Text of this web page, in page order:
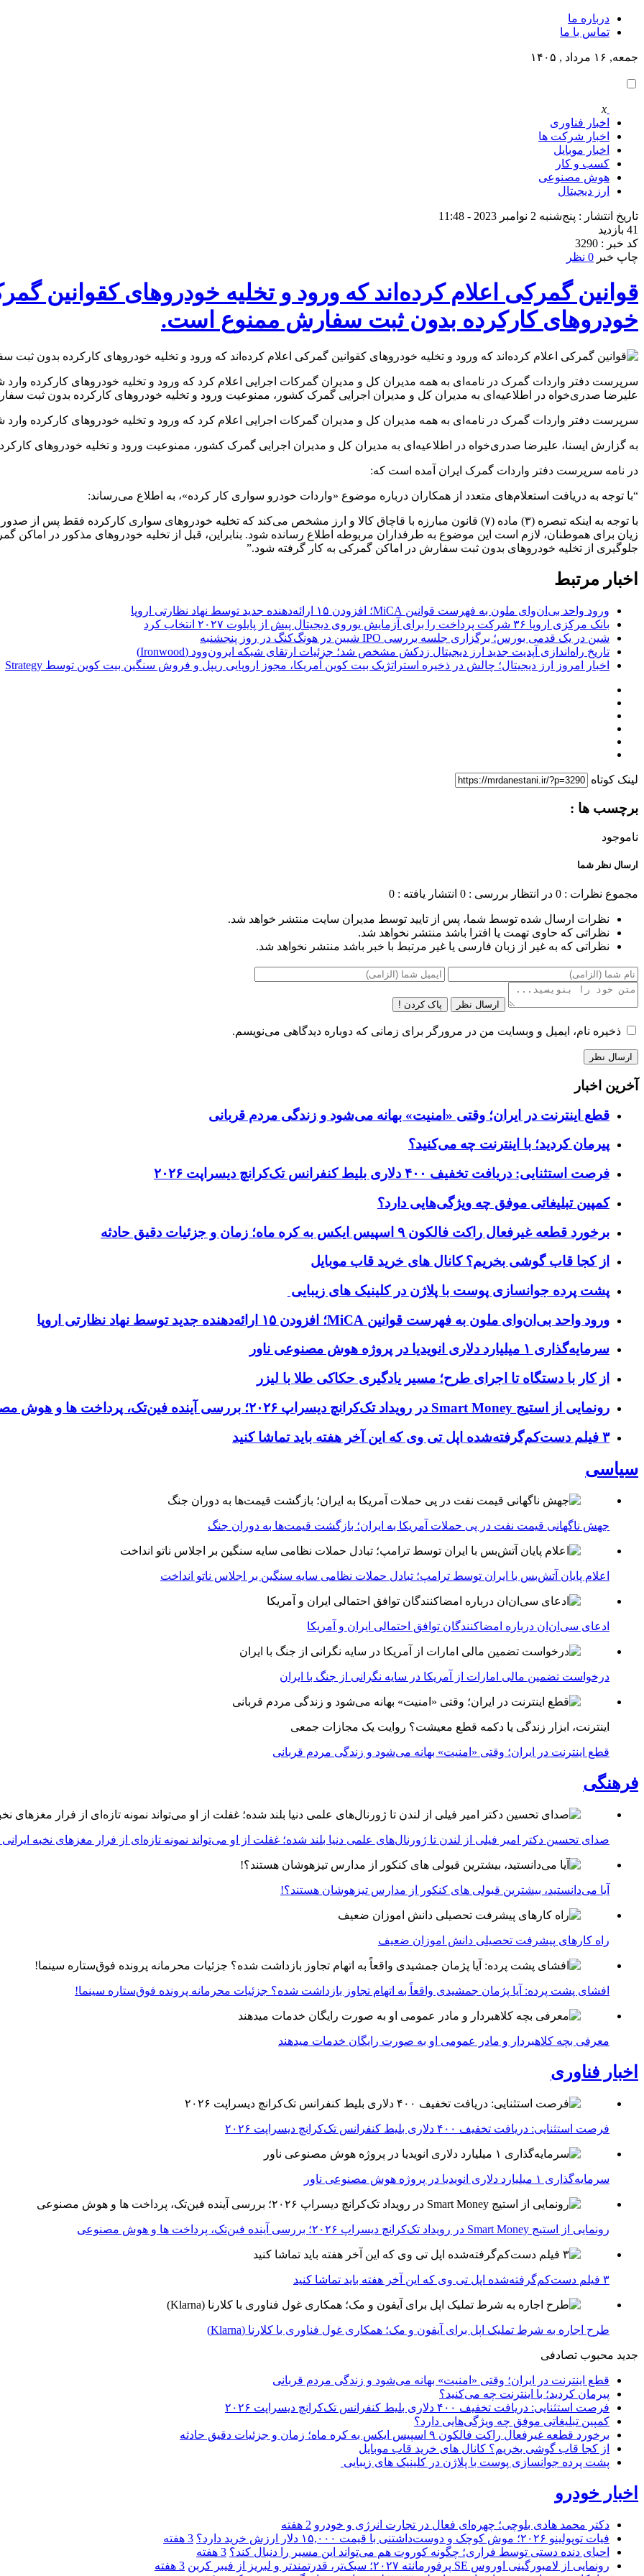
درباره ما
تماس با ما
جمعه, ۱۶ مرداد , ۱۴۰۵
x
اخبار فناوری
اخبار شرکت ها
اخبار موبایل
کسب و کار
هوش مصنوعی
ارز دیجیتال
تاریخ انتشار : پنج‌شنبه 2 نوامبر 2023 - 11:48
41 بازدید
کد خبر : 3290
چاپ خبر 0 نظر
قوانین گمرکی اعلام کرده‌اند که ورود و تخلیه خودروهای کقوانین
خودروهای کارکرده بدون ثبت سفارش ممنوع است.
سرپرست دفتر واردات گمرک در نامه‌ای به همه مدیران کل و مدیران گمرکات اجرایی اعلام کرد که ورود و تخلیه خودروهای کارکرده
علیرضا صدری‌خواه در اطلاعیه‌ای به مدیران کل و مدیران اجرایی گمرک کشور، ممنوعیت ورود و تخلیه خودروهای کارکرده بدون ثبت
سرپرست دفتر واردات گمرک در نامه‌ای به همه مدیران کل و مدیران گمرکات اجرایی اعلام کرد که ورود و تخلیه خودروهای کارکرده
به گزارش ایسنا، علیرضا صدری‌خواه در اطلاعیه‌ای به مدیران کل و مدیران اجرایی گمرک کشور، ممنوعیت ورود و تخلیه خودروهای
در نامه سرپرست دفتر واردات گمرک ایران آمده است که:
“با توجه به دریافت استعلام‌های متعدد از همکاران درباره موضوع «واردات خودرو سواری کار کرده»، به اطلاع می‌رساند:
با توجه به اینکه تبصره (۳) ماده (۷) قانون مبارزه با قاچاق کالا و ارز مشخص می‌کند که تخلیه خودروهای سواری
زیان برای هموطنان، لازم است این موضوع به طرفداران مربوطه اطلاع رسانده شود. بنابراین، قبل از تخلیه خودروهای مذکور در اماکن
جلوگیری از تخلیه خودروهای بدون ثبت سفارش در اماکن گمرکی به کار گرفته شود.”
اخبار مرتبط
ورود واحد بی‌ان‌وای ملون به فهرست قوانین MiCA؛ افزودن ۱۵ ارائه‌دهنده جدید توسط نهاد نظارتی اروپا
بانک مرکزی اروپا ۳۶ شرکت پرداخت را برای آزمایش یوروی دیجیتال پیش از پایلوت ۲۰۲۷ انتخاب کرد
شین در یک قدمی بورس؛ برگزاری جلسه بررسی IPO شیین در هونگ‌کنگ در روز پنجشنبه
تاریخ راه‌اندازی آپدیت جدید ارز دیجیتال زدکش مشخص شد؛ جزئیات ارتقای شبکه ایرون‌وود (Ironwood)
اخبار امروز ارز دیجیتال؛ چالش در ذخیره استراتژیک بیت کوین آمریکا، مجوز اروپایی ریپل و فروش سنگین بیت کوین توسط Strategy
لینک کوتاه
برچسب ها :
ناموجود
ارسال نظر شما
مجموع نظرات : 0 در انتظار بررسی : 0 انتشار یافته : 0
نظرات ارسال شده توسط شما، پس از تایید توسط مدیران سایت منتشر خواهد شد.
نظراتی که حاوی تهمت یا افترا باشد منتشر نخواهد شد.
نظراتی که به غیر از زبان فارسی یا غیر مرتبط با خبر باشد منتشر نخواهد شد.
ارسال نظر پاک کردن !
ذخیره نام، ایمیل و وبسایت من در مرورگر برای زمانی که دوباره دیدگاهی می‌نویسم.
آخرین اخبار
قطع اینترنت در ایران؛ وقتی «امنیت» بهانه می‌شود و زندگی مردم قربانی
پیرمان کردید؛ با اینترنت چه می‌کنید؟
فرصت استثنایی: دریافت تخفیف ۴۰۰ دلاری بلیط کنفرانس تک‌کرانچ دیسراپت ۲۰۲۶
کمپین تبلیغاتی موفق چه ویژگی‌هایی دارد؟
برخورد قطعه غیرفعال راکت فالکون ۹ اسپیس ایکس به کره ماه؛ زمان و جزئیات دقیق حادثه
از کجا قاب گوشی بخریم؟ کانال های خرید قاب موبایل
پشت پرده جوانسازی پوست با پلاژن در کلینیک های زیبایی
ورود واحد بی‌ان‌وای ملون به فهرست قوانین MiCA؛ افزودن ۱۵ ارائه‌دهنده جدید توسط نهاد نظارتی اروپا
سرمایه‌گذاری ۱ میلیارد دلاری انویدیا در پروژه هوش مصنوعی ناور
از کار با دستگاه تا اجرای طرح؛ مسیر یادگیری حکاکی طلا با لیزر
رونمایی از استیج Smart Money در رویداد تک‌کرانچ دیسراپ ۲۰۲۶؛ بررسی آینده فین‌تک، پرداخت‌ ها و هوش مصنوعی
۳ فیلم دست‌کم‌گرفته‌شده اپل تی وی که این آخر هفته باید تماشا کنید
سیاسی
جهش ناگهانی قیمت نفت در پی حملات آمریکا به ایران؛ بازگشت قیمت‌ها به دوران جنگ
اعلام پایان آتش‌بس با ایران توسط ترامپ؛ تبادل حملات نظامی سایه سنگین بر اجلاس ناتو انداخت
ادعای سی‌ان‌ان درباره امضاکنندگان توافق احتمالی ایران و آمریکا
درخواست تضمین مالی امارات از آمریکا در سایه نگرانی از جنگ با ایران
اینترنت، ابزار زندگی یا دکمه قطع معیشت؟ روایت یک مجازات جمعی
قطع اینترنت در ایران؛ وقتی «امنیت» بهانه می‌شود و زندگی مردم قربانی
فرهنگی
صدای تحسین دکتر امیر فیلی از لندن تا ژورنال‌های علمی دنیا بلند شده؛ غفلت از او می‌تواند نمونه تازه‌ای از فرار مغزهای نخبه ایرانی
آیا می‌دانستید، بیشترین قبولی های کنکور از مدارس تیزهوشان هستند؟!
راه کارهای پیشرفت تحصیلی دانش اموزان ضعیف
افشای پشت پرده: آیا پژمان جمشیدی واقعاً به اتهام تجاوز بازداشت شده؟ جزئیات محرمانه پرونده فوق‌ستاره سینما!
معرفی بچه کلاهبردار و مادر عمومی او به صورت رایگان خدمات میدهند
اخبار فناوری
فرصت استثنایی: دریافت تخفیف ۴۰۰ دلاری بلیط کنفرانس تک‌کرانچ دیسراپت ۲۰۲۶
سرمایه‌گذاری ۱ میلیارد دلاری انویدیا در پروژه هوش مصنوعی ناور
رونمایی از استیج Smart Money در رویداد تک‌کرانچ دیسراپ ۲۰۲۶؛ بررسی آینده فین‌تک، پرداخت‌ ها و هوش مصنوعی
۳ فیلم دست‌کم‌گرفته‌شده اپل تی وی که این آخر هفته باید تماشا کنید
طرح اجاره به شرط تملیک اپل برای آیفون و مک؛ همکاری غول فناوری با کلارنا (Klarna)
جدید محبوب تصادفی
قطع اینترنت در ایران؛ وقتی «امنیت» بهانه می‌شود و زندگی مردم قربانی
پیرمان کردید؛ با اینترنت چه می‌کنید؟
فرصت استثنایی: دریافت تخفیف ۴۰۰ دلاری بلیط کنفرانس تک‌کرانچ دیسراپت ۲۰۲۶
کمپین تبلیغاتی موفق چه ویژگی‌هایی دارد؟
برخورد قطعه غیرفعال راکت فالکون ۹ اسپیس ایکس به کره ماه؛ زمان و جزئیات دقیق حادثه
از کجا قاب گوشی بخریم؟ کانال های خرید قاب موبایل
پشت پرده جوانسازی پوست با پلاژن در کلینیک های زیبایی
اخبار خودرو
دکتر محمد هادی بلوچی؛ چهره‌ای فعال در تجارت انرژی و خودرو 2 هفته
فیات توپولینو ۲۰۲۶؛ موش کوچک و دوست‌داشتنی با قیمت ۱۵,۰۰۰ دلار ارزش خرید دارد؟
3 هفته
احیای دنده دستی توسط فراری؛ چگونه کوروت هم می‌تواند این مسیر را دنبال کند؟ 3 هفته
رونمایی از لامبورگینی اوروس SE پرفورمانته ۲۰۲۷؛ سبک‌تر، قدرتمندتر و لبریز از فیبر کربن
3 هفته